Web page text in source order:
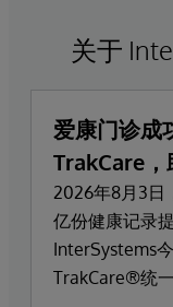
关于
爱康门诊
TrakCare
2026年8月3
亿份健康记录
InterSystems
TrakCare®统